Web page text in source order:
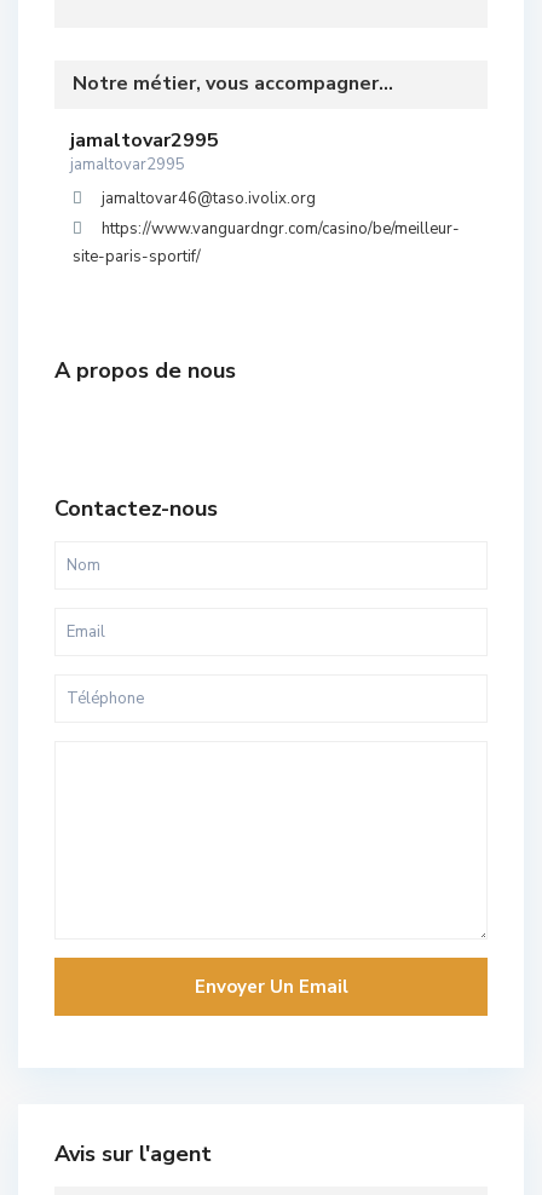
Notre métier, vous accompagner...
jamaltovar2995
jamaltovar2995
jamaltovar46@taso.ivolix.org
https://www.vanguardngr.com/casino/be/meilleur-
site-paris-sportif/
A propos de nous
Contactez-nous
Avis sur l'agent